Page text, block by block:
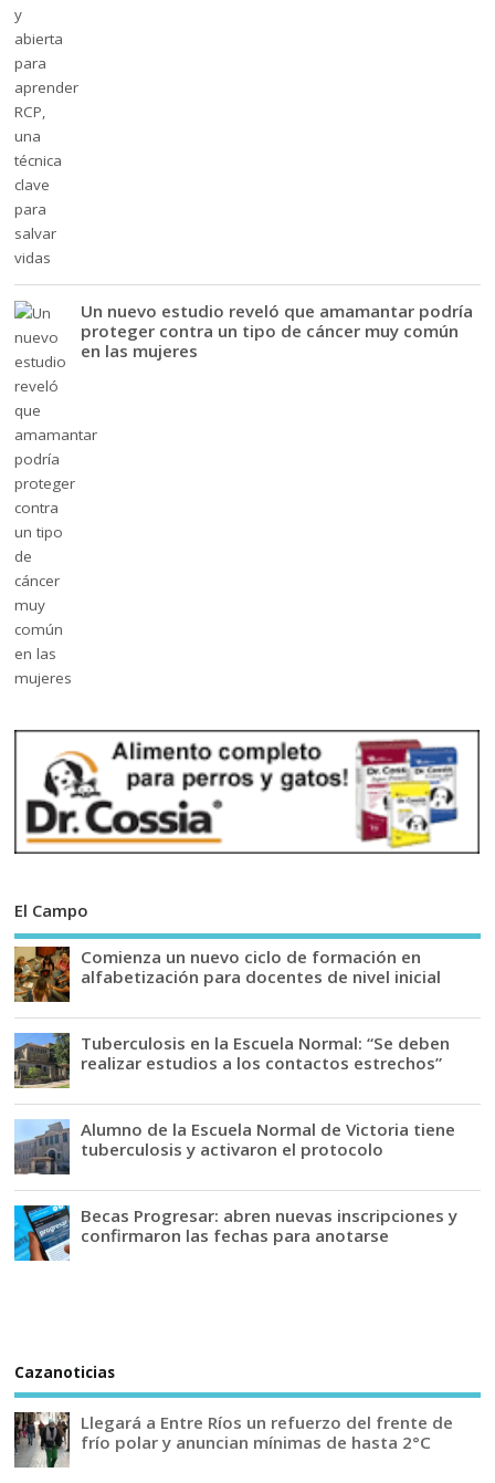
Un nuevo estudio reveló que amamantar podría
proteger contra un tipo de cáncer muy común
en las mujeres
El Campo
Comienza un nuevo ciclo de formación en
alfabetización para docentes de nivel inicial
Tuberculosis en la Escuela Normal: “Se deben
realizar estudios a los contactos estrechos”
Alumno de la Escuela Normal de Victoria tiene
tuberculosis y activaron el protocolo
Becas Progresar: abren nuevas inscripciones y
confirmaron las fechas para anotarse
Cazanoticias
Llegará a Entre Ríos un refuerzo del frente de
frío polar y anuncian mínimas de hasta 2°C